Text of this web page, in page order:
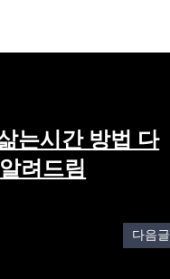
는시간 방법 다
알려드림
다음글